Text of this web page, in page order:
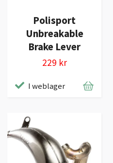
Polisport
Unbreakable
Brake Lever
229 kr
I weblager